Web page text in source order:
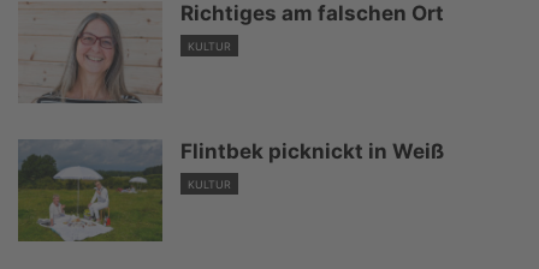
Richtiges am falschen Ort
KULTUR
Flintbek picknickt in Weiß
KULTUR